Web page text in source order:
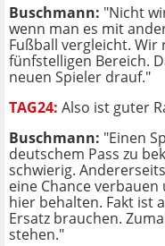
Buschmann: "Nicht
wenn man es mit
Fußball vergleicht.
fünfstelligen Bereich.
neuen Spieler drauf."
TAG24: Also ist guter
Buschmann: "Einen
deutschem Pass zu
schwierig.
eine Chance
hier behalten. Fakt ist
Ersatz brauchen.
stehen."